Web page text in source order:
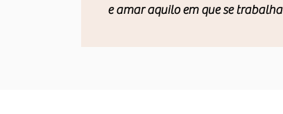
e amar aquilo em que se